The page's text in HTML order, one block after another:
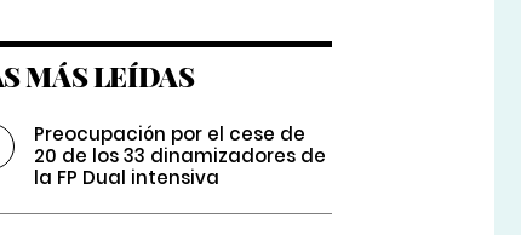
MÁS LEÍDAS
Preocupación por el cese de
20 de los 33 dinamizadores de
la FP Dual intensiva